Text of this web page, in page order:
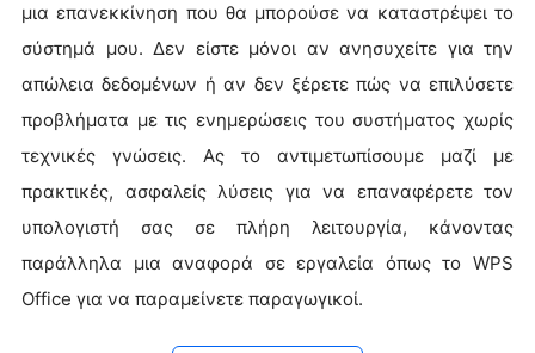
μια επανεκκίνηση που θα μπορούσε να καταστρέψει το
σύστημά μου. Δεν είστε μόνοι αν ανησυχείτε για την
απώλεια δεδομένων ή αν δεν ξέρετε πώς να επιλύσετε
προβλήματα με τις ενημερώσεις του συστήματος χωρίς
τεχνικές γνώσεις. Ας το αντιμετωπίσουμε μαζί με
πρακτικές, ασφαλείς λύσεις για να επαναφέρετε τον
υπολογιστή σας σε πλήρη λειτουργία, κάνοντας
παράλληλα μια αναφορά σε εργαλεία όπως το WPS
Office για να παραμείνετε παραγωγικοί.